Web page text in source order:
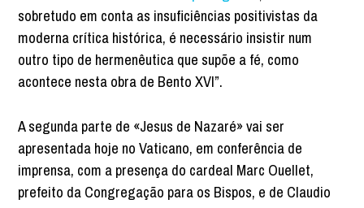
sobretudo em conta as insuficiências positivistas da
moderna crítica histórica, é necessário insistir num
outro tipo de hermenêutica que supõe a fé, como
acontece nesta obra de Bento XVI”.
A segunda parte de «Jesus de Nazaré» vai ser
apresentada hoje no Vaticano, em conferência de
imprensa, com a presença do cardeal Marc Ouellet,
prefeito da Congregação para os Bispos, e de Claudio